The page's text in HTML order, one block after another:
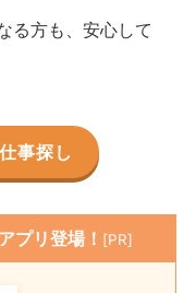
る方も、安心して
事探し
プリ登場！ [PR]